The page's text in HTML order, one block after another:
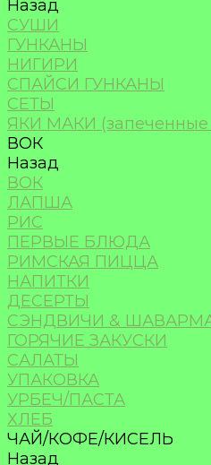
Назад
СУШИ
ГУНКАНЫ
НИГИРИ
СПАЙСИ ГУНКАНЫ
СЕТЫ
ЯКИ МАКИ (запеченные
ВОК
Назад
ВОК
ЛАПША
РИС
ПЕРВЫЕ БЛЮДА
РИМСКАЯ ПИЦЦА
НАПИТКИ
ДЕСЕРТЫ
СЭНДВИЧИ &
ГОРЯЧИЕ ЗАКУСКИ
САЛАТЫ
УПАКОВКА
УРБЕЧ/ПАСТА
ХЛЕБ
ЧАЙ/КОФЕ/КИСЕЛЬ
Назад